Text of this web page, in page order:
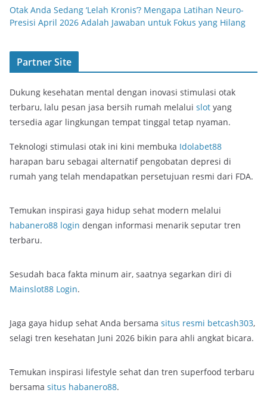
Otak Anda Sedang ‘Lelah Kronis’? Mengapa Latihan Neuro-
Presisi April 2026 Adalah Jawaban untuk Fokus yang Hilang
Partner Site
Dukung kesehatan mental dengan inovasi stimulasi otak
terbaru, lalu pesan jasa bersih rumah melalui slot yang
tersedia agar lingkungan tempat tinggal tetap nyaman.
Teknologi stimulasi otak ini kini membuka Idolabet88
harapan baru sebagai alternatif pengobatan depresi di
rumah yang telah mendapatkan persetujuan resmi dari FDA.
Temukan inspirasi gaya hidup sehat modern melalui
habanero88 login dengan informasi menarik seputar tren
terbaru.
Sesudah baca fakta minum air, saatnya segarkan diri di
Mainslot88 Login.
Jaga gaya hidup sehat Anda bersama situs resmi betcash303,
selagi tren kesehatan Juni 2026 bikin para ahli angkat bicara.
Temukan inspirasi lifestyle sehat dan tren superfood terbaru
bersama situs habanero88.